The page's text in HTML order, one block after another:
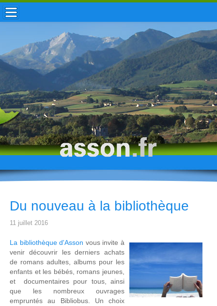
ACCUEIL / INFOS
MUNICIPALITÉ
VIE LOCALE
ENFANCE
TOURISME
HISTOIRE
Du nouveau à la bibliothèque
11 juillet 2016
La bibliothèque d'Asson vous invite à
venir découvrir les derniers achats
de romans adultes, albums pour les
enfants et les bébés, romans jeunes,
et documentaires pour tous, ainsi
que les nombreux ouvrages
empruntés au Bibliobus. Un choix